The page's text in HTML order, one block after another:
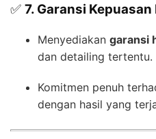
✅ 7. Garansi
Menyediakan garansi
dan detailing tertentu.
Komitmen penuh
dengan hasil yang